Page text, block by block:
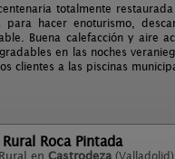
totalmente
para hacer enoturismo,
Buena calefacción y aire
en las noches
clientes a las piscinas
Rural Roca Pintada
en Castrodeza (Valladolid)